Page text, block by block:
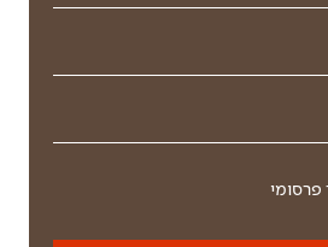
פרסומי